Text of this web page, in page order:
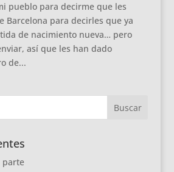
pueblo para decirme que les
Barcelona para decirles que ya
de nacimiento nueva… pero
así que les han dado
de...
parte